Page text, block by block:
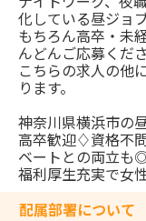
化している昼ジョ
もちろん高卒・未
んどんご応募くださ
こちらの求人の他
ります。
神奈川県横浜市の
高卒歓迎♢資格不
ベートとの両立も
福利厚生充実で女
配属部署について